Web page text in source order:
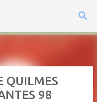
QUILMES
98